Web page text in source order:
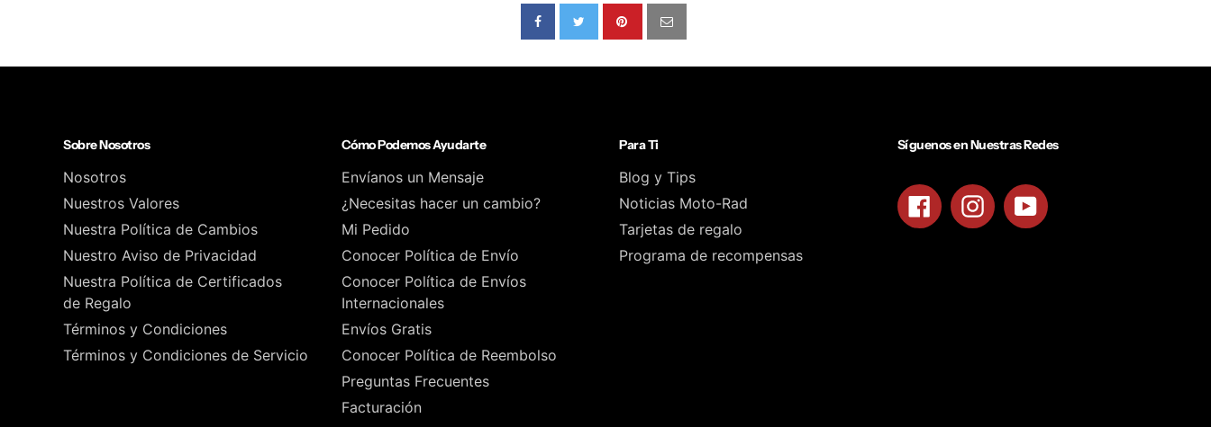
Sobre Nosotros
Nosotros
Nuestros Valores
Nuestra Política de Cambios
Nuestro Aviso de Privacidad
Nuestra Política de Certificados
de Regalo
Términos y Condiciones
Términos y Condiciones de Servicio
Cómo Podemos Ayudarte
Envíanos un Mensaje
¿Necesitas hacer un cambio?
Mi Pedido
Conocer Política de Envío
Conocer Política de Envíos
Internacionales
Envíos Gratis
Conocer Política de Reembolso
Preguntas Frecuentes
Facturación
Para Ti
Blog y Tips
Noticias Moto-Rad
Tarjetas de regalo
Programa de recompensas
Síguenos en Nuestras Redes
FacebookInstagramYouTube